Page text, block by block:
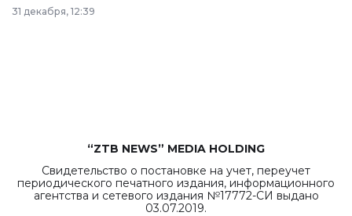
республиканского
31 декабря, 12:39
“ZTB NEWS” MEDIA HOLDING
Свидетельство о постановке на учет, переучет
периодического печатного издания, информационного
агентства и сетевого издания №17772-СИ выдано
03.07.2019.